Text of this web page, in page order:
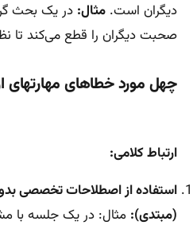
دیگران است. مثال: در یک بحث
صحبت دیگران را قطع می‌کند تا
چهل مورد خطاهای مهارتهای
ارتباط کلامی:
استفاده از اصطلاحات تخصصی
(مبتدی): مثال: در یک جلسه با